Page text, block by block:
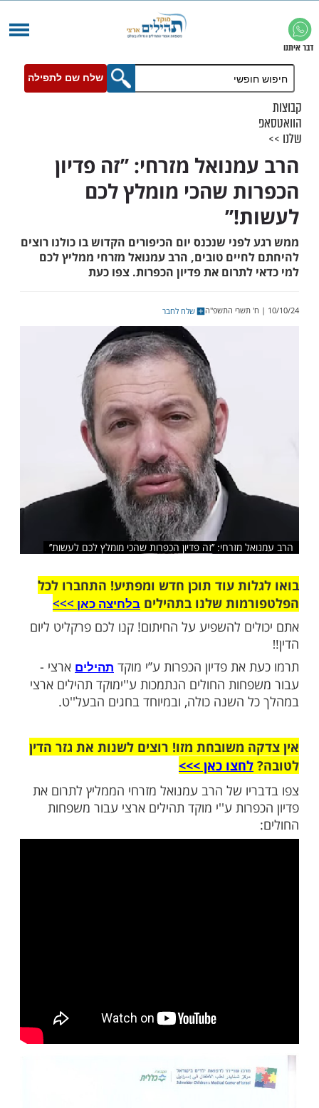
שלח שם לתפילה
מזרחי: ’’זה פדיון
שהכי מומלץ לכם
שנכנס יום הכיפורים הקדוש בו כולנו רוצים
טובים, הרב עמנואל מזרחי ממליץ לכם
לתרום את פדיון הכפרות. צפו כעת
שלח לחבר
מזרחי: ’’זה פדיון הכפרות שהכי מומלץ לכם לעשות’’
שלנו בתהיליםבלחיצה כאן >>>​
להשפיע על החיתום! קנו לכם פרקליט ליום
פדיון הכפרות ע’’י מוקדתהיליםארצי -
ע''י מוקד תהילים ארצי עבור משפחות